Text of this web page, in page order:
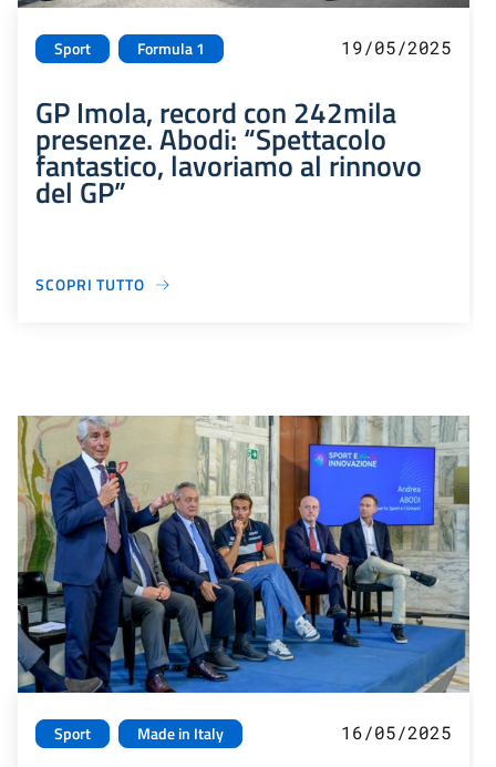
Sport Formula 1 19/05/2025
GP Imola, record con 242mila
presenze. Abodi: “Spettacolo
fantastico, lavoriamo al rinnovo
del GP”
SCOPRI TUTTO
Sport Made in Italy 16/05/2025